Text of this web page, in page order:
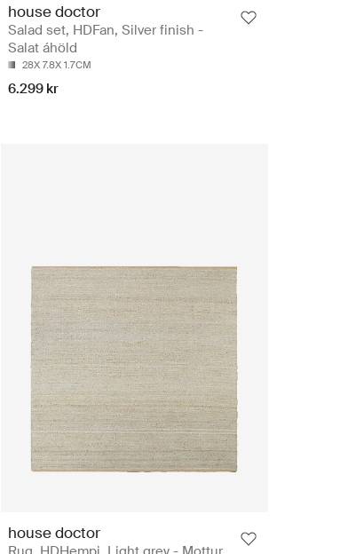
house doctor
Salad set, HDFan, Silver finish -
Salat áhöld
28X 7.8X 1.7CM
6.299 kr
house doctor